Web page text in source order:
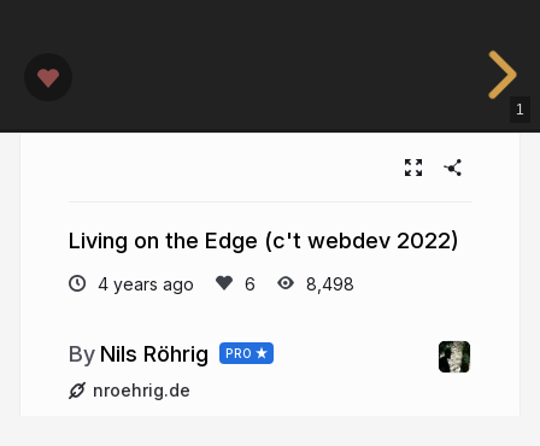
1
Living on the Edge (c't webdev 2022)
4 years ago 8,498
Nils Röhrig PRO
nroehrig.de